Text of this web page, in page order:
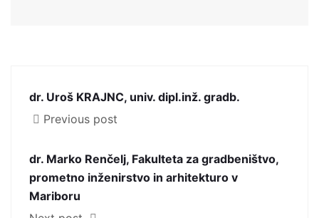
dr. Uroš KRAJNC, univ. dipl.inž. gradb.
Previous post
dr. Marko Renčelj, Fakulteta za gradbeništvo,
prometno inženirstvo in arhitekturo v
Mariboru